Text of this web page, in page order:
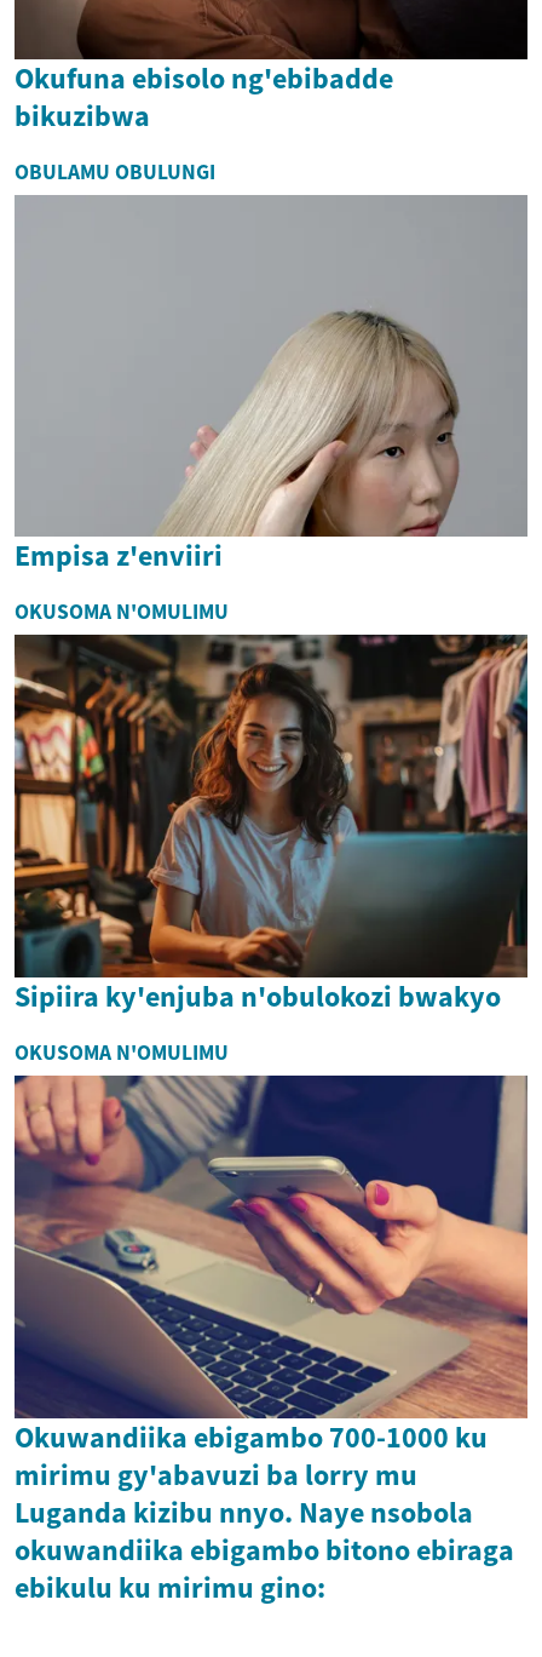
Okufuna ebisolo ng'ebibadde
bikuzibwa
OBULAMU OBULUNGI
Empisa z'enviiri
OKUSOMA N'OMULIMU
Sipiira ky'enjuba n'obulokozi bwakyo
OKUSOMA N'OMULIMU
Okuwandiika ebigambo 700-1000 ku
mirimu gy'abavuzi ba lorry mu
Luganda kizibu nnyo. Naye nsobola
okuwandiika ebigambo bitono ebiraga
ebikulu ku mirimu gino: